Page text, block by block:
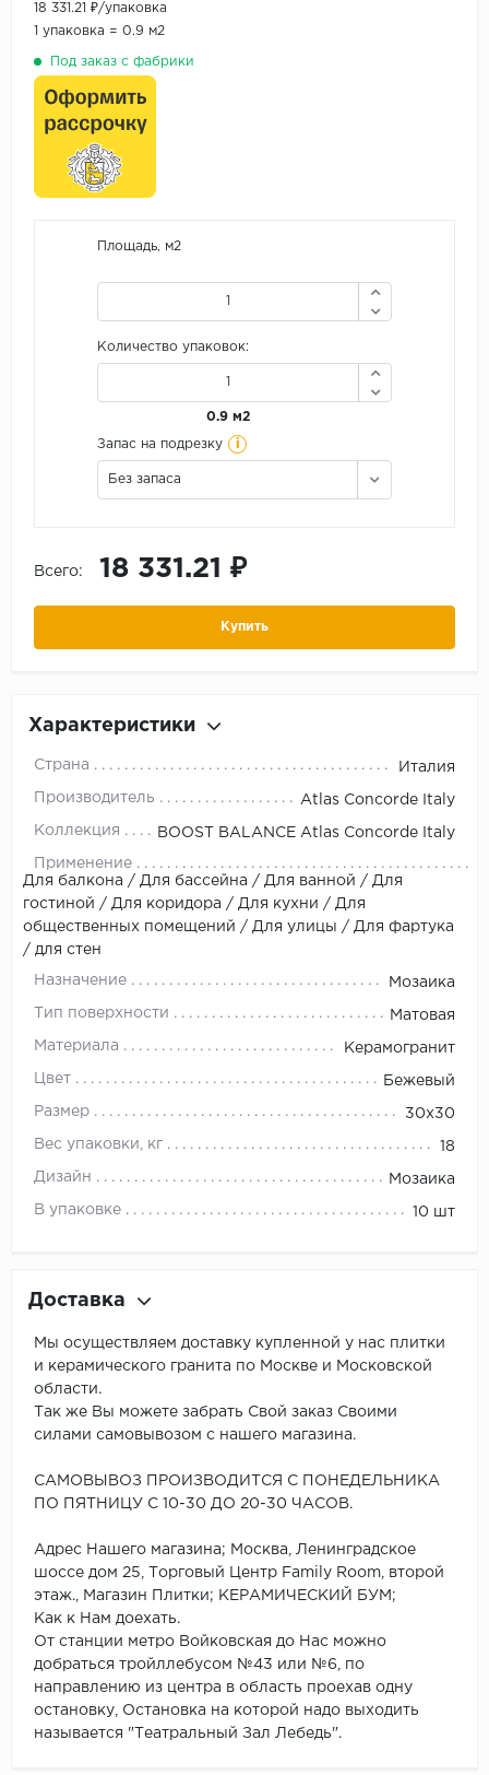
18 331.21 ₽/упаковка
1 упаковка = 0.9 м2
Под заказ с фабрики
Площадь, м2
Количество упаковок:
0.9 м2
Запас на подрезку i
Без запаса
Всего: 18 331.21 ₽
Купить
Характеристики
Страна Италия
Производитель Atlas Concorde Italy
Коллекция BOOST BALANCE Atlas Concorde Italy
Применение
Для балкона / Для бассейна / Для ванной / Для
гостиной / Для коридора / Для кухни / Для
общественных помещений / Для улицы / Для фартука
/ для стен
Назначение Мозаика
Тип поверхности Матовая
Материала Керамогранит
Цвет Бежевый
Размер 30x30
Вес упаковки, кг 18
Дизайн Мозаика
В упаковке 10 шт
Доставка
Мы осуществляем доставку купленной у нас плитки
и керамического гранита по Москве и Московской
области.
Так же Вы можете забрать Свой заказ Своими
силами самовывозом с нашего магазина.
САМОВЫВОЗ ПРОИЗВОДИТСЯ С ПОНЕДЕЛЬНИКА
ПО ПЯТНИЦУ С 10-30 ДО 20-30 ЧАСОВ.
Адрес Нашего магазина; Москва, Ленинградское
шоссе дом 25, Торговый Центр Family Room, второй
этаж., Магазин Плитки; КЕРАМИЧЕСКИЙ БУМ;
Как к Нам доехать.
От станции метро Войковская до Нас можно
добраться тройллебусом №43 или №6, по
направлению из центра в область проехав одну
остановку, Остановка на которой надо выходить
называется "Театральный Зал Лебедь".